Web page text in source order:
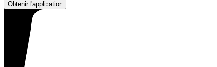
Obtenir l'application